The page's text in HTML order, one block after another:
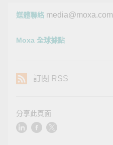
媒體聯絡 media@moxa.com
Moxa 全球據點
訂閱 RSS
分享此頁面